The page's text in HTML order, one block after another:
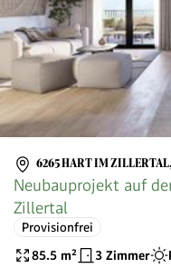
6265 HART IM ZILLERTAL,
Neubauprojekt auf
Zillertal
Provisionfrei
85.5 m² 3 Zimmer